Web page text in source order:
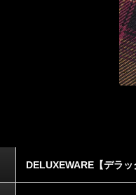
DELUXEWARE【デラッ